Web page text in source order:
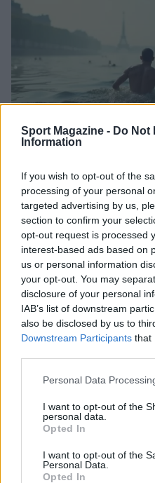
Sport Magazine - Do Not
Information
If you wish to opt-out of the
processing of your personal
targeted advertising by us,
section to confirm your
opt-out request is processed
interest-based ads based on
us or personal information
your opt-out. You may
disclosure of your personal
IAB’s list of downstream
also be disclosed by us to
Downstream Participants that
Please note that this
not limited to your visit or
grant or deny consent to
use your data for below
consent section.
Personal Data
I want to opt-out of the
personal data.
Opted In
I want to opt-out of the
Personal Data.
Opted In
Europei di nuoto di fondo
l’argento nella staffetta
Andrea Conforti · 8 Ago 2026
ALTRI SPORT
Guida alle rotazioni nella
Andrea Conforti · 8 Ago 2026